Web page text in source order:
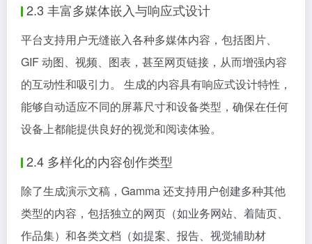
2.3 丰富多媒体嵌入与响应式设计
平台支持用户无缝嵌入各种多媒体内容，包括图片、
GIF 动图、视频、图表，甚至网页链接，从而增强内容
的互动性和吸引力。 生成的内容具有响应式设计特性，
能够自动适应不同的屏幕尺寸和设备类型，确保在任何
设备上都能提供良好的视觉和阅读体验。
2.4 多样化的内容创作类型
除了生成演示文稿，Gamma 还支持用户创建多种其他
类型的内容，包括独立的网页（如业务网站、着陆页、
作品集）和各类文档（如提案、报告、视觉辅助材